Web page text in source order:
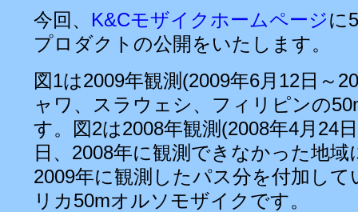
今回、 K&Cモザイクホームページに
プロダクトの公開をいたします。
図1は2009年観測(2009年6月12日～
ャワ、スラウェシ、フィリピンの
す。図2は2008年観測(2008年4月24
日、2008年に観測できなかった地域
2009年に観測したパス分を付加し
リカ50mオルソモザイクです。